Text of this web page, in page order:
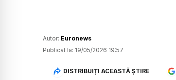
Autor: Euronews
Publicat la: 19/05/2026 19:57
DISTRIBUIȚI ACEASTĂ ȘTIRE